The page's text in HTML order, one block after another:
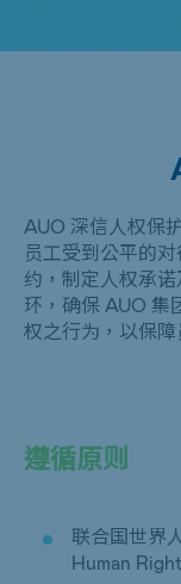
AUO 深信人权保
员工受到公平的
约，制定人权承
环，确保 AUO 集
权之行为，以保障
遵循原则
联合国世界
Human